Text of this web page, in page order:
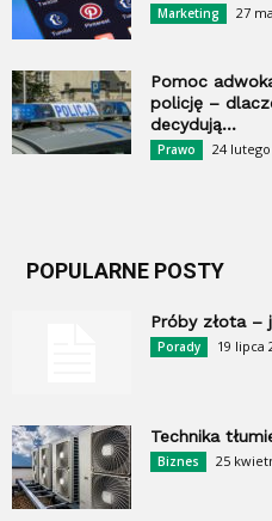
Marketing 27
Pomoc
policję –
decydują...
Prawo 24 lutego
POPULARNE POSTY
Próby złota –
Porady 19 lipca
Technika
Biznes 25